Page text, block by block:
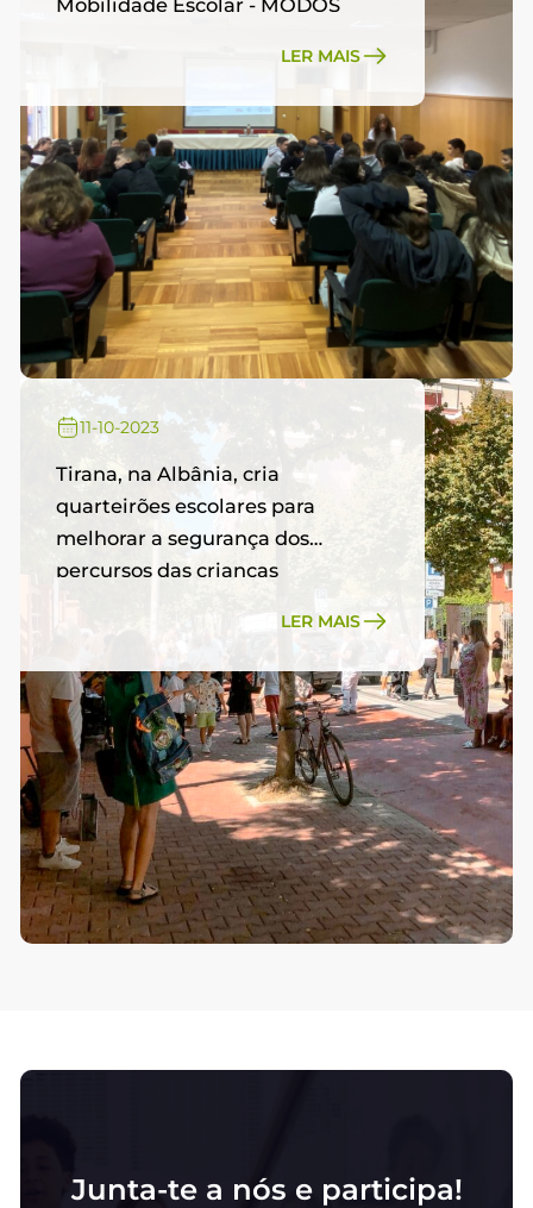
Mobilidade Escolar - MODOS
LER MAIS
11-10-2023
Tirana, na Albânia, cria
quarteirões escolares para
melhorar a segurança dos
percursos das crianças
LER MAIS
Junta-te a nós e participa!